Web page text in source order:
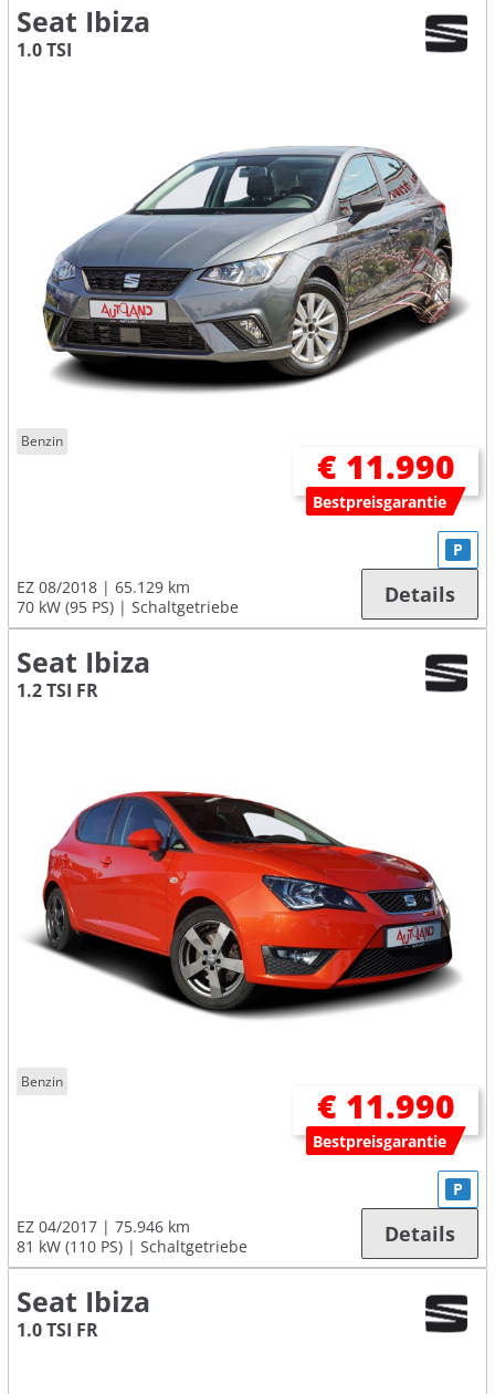
Seat Ibiza
1.0 TSI
Benzin
€ 11.990
Bestpreisgarantie
EZ 08/2018
65.129 km
70 kW (95 PS)
Schaltgetriebe
P
Details
Seat Ibiza
1.2 TSI FR
Benzin
€ 11.990
Bestpreisgarantie
EZ 04/2017
75.946 km
81 kW (110 PS)
Schaltgetriebe
P
Details
Seat Ibiza
1.0 TSI FR